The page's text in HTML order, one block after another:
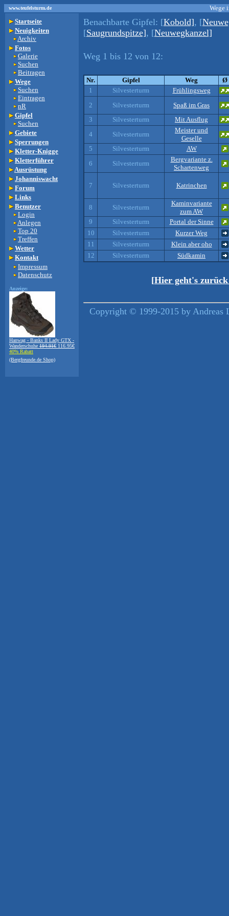
www.teufelsturm.de
Wege
Startseite
Neuigkeiten
Archiv
Fotos
Galerie
Suchen
Beitragen
Wege
Suchen
Eintragen
nR
Gipfel
Suchen
Gebiete
Sperrungen
Kletter-Knigge
Kletterführer
Ausrüstung
Johanniswacht
Forum
Links
Benutzer
Login
Anlegen
Top 20
Treffen
Wetter
Kontakt
Impressum
Datenschutz
Anzeige:
Hanwag - Banks II Lady GTX -
Wanderschuhe 194.91€ 116.95€
40% Rabatt
(Bergfreunde.de Shop)
Benachbarte Gipfel: [Kobold], [
[Saugrundspitze], [Neuwegkanzel]
Weg 1 bis 12 von 12:
Nr. Gipfel Weg
Ø
1
Silvesterturm
Frühlingsweg
2
Silvesterturm
Spaß im Gras
3
Silvesterturm
Mit Ausflug
4
Silvesterturm
Meister und
Geselle
5
Silvesterturm
AW
6
Silvesterturm
Bergvariante z.
Schartenweg
7 Silvesterturm Katrinchen
8 Silvesterturm
Kaminvariante
zum AW
9
Silvesterturm
Portal der Sinne
10
Silvesterturm
Kurzer Weg
11
Silvesterturm
Klein aber oho
12
Silvesterturm Südkamin
[Hier geht's zurück
Copyright © 1999-2015 by Andreas